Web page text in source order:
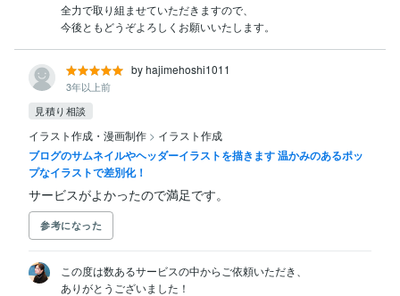
全力で取り組ませていただきますので、
今後ともどうぞよろしくお願いいたします。
by hajimehoshi1011
3年以上前
見積り相談
イラスト作成・漫画制作 > イラスト作成
ブログのサムネイルやヘッダーイラストを描きます 温かみのあるポッ
プなイラストで差別化！
サービスがよかったので満足です。
参考になった
この度は数あるサービスの中からご依頼いただき、
ありがとうございました！